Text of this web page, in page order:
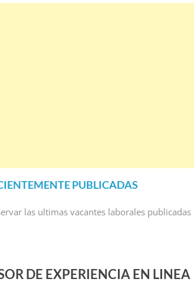
PUBLICADAS
las ultimas vacantes laborales publicadas
DE EXPERIENCIA EN LINEA